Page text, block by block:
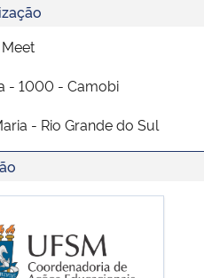
- 1000 - Camobi
- Rio Grande do Sul